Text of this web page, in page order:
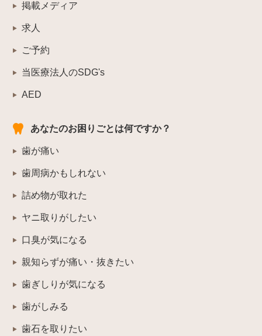
掲載メディア
求人
ご予約
当医療法人のSDG's
AED
あなたのお困りごとは何ですか？
歯が痛い
歯周病かもしれない
詰め物が取れた
ヤニ取りがしたい
口臭が気になる
親知らずが痛い・抜きたい
歯ぎしりが気になる
歯がしみる
歯石を取りたい